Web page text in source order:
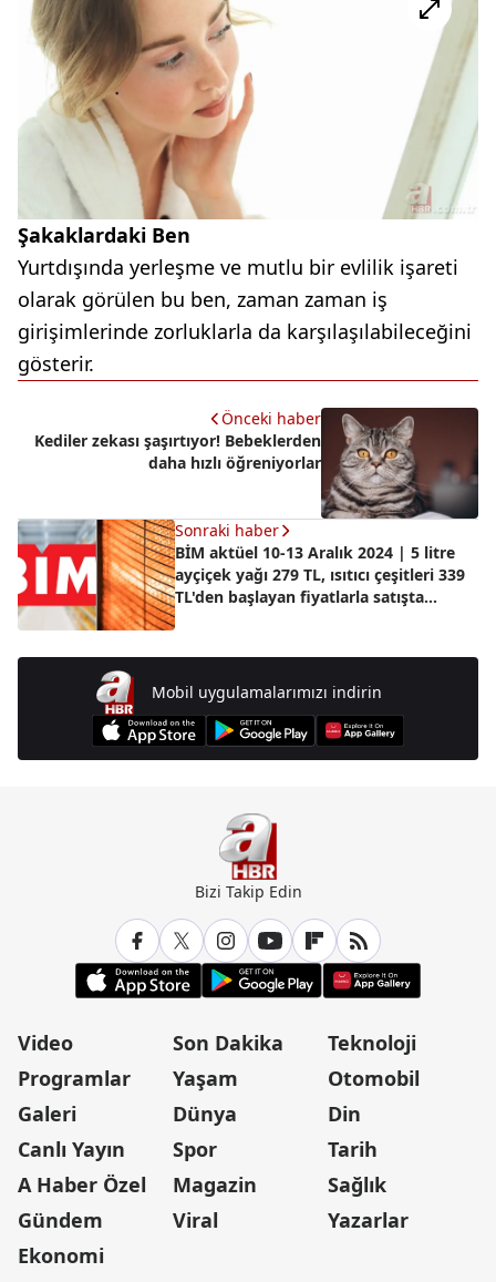
Şakaklardaki Ben
Yurtdışında yerleşme ve mutlu bir evlilik işareti
olarak görülen bu ben, zaman zaman iş
girişimlerinde zorluklarla da karşılaşılabileceğini
gösterir.
Önceki haber
Kediler zekası şaşırtıyor! Bebeklerden
daha hızlı öğreniyorlar
Sonraki haber
BİM aktüel 10-13 Aralık 2024 | 5 litre
ayçiçek yağı 279 TL, ısıtıcı çeşitleri 339
TL'den başlayan fiyatlarla satışta...
Mobil uygulamalarımızı indirin
Bizi Takip Edin
Video
Programlar
Galeri
Canlı Yayın
A Haber Özel
Gündem
Ekonomi
Son Dakika
Yaşam
Dünya
Spor
Magazin
Viral
Teknoloji
Otomobil
Din
Tarih
Sağlık
Yazarlar